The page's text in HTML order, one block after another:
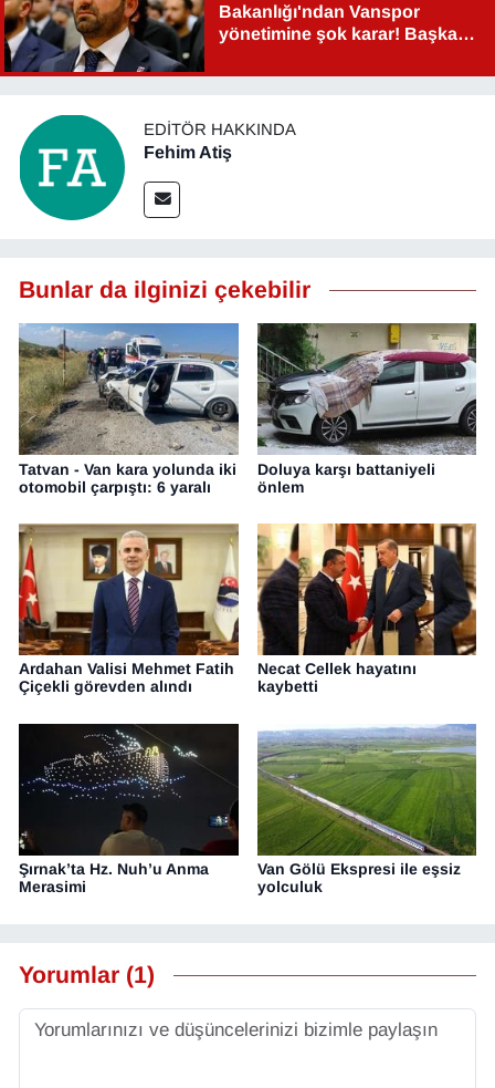
Bakanlığı'ndan Vanspor
yönetimine şok karar! Başkan
EDITÖR HAKKINDA
Fehim Atiş
Bunlar da ilginizi çekebilir
Tatvan - Van kara yolunda iki
otomobil çarpıştı: 6 yaralı
Doluya karşı battaniyeli
önlem
Ardahan Valisi Mehmet Fatih
Çiçekli görevden alındı
Necat Cellek hayatını
kaybetti
Şırnak’ta Hz. Nuh’u Anma
Merasimi
Van Gölü Ekspresi ile eşsiz
yolculuk
Yorumlar (1)